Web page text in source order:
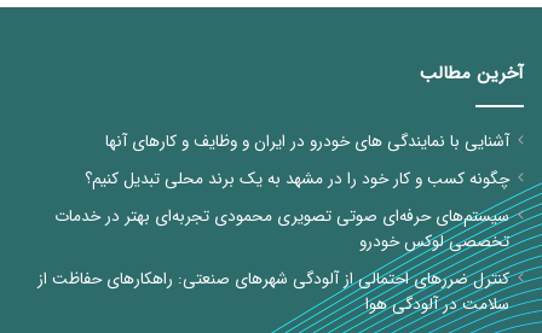
آخرین مطالب
آشنایی با نمایندگی های خودرو در ایران و وظایف و کارهای آنها
چگونه کسب و کار خود را در مشهد به یک برند محلی تبدیل کنیم؟
سیستم‌های حرفه‌ای صوتی تصویری محمودی تجربه‌ای بهتر در خدمات
تخصصی لوکس خودرو
کنترل ضررهای احتمالی از آلودگی شهرهای صنعتی: راهکارهای حفاظت از
سلامت در آلودگی هوا